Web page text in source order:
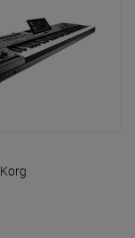
Korg